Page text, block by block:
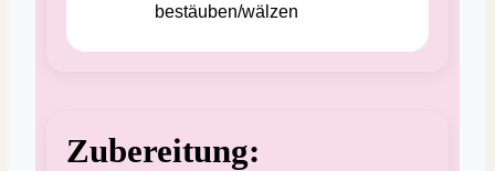
bestäuben/wälzen
Zubereitung: